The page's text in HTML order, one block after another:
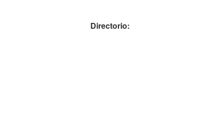
Directorio: